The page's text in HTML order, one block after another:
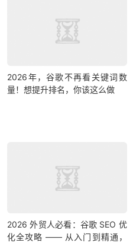
2026年，谷歌不再看关键词数
量！想提升排名，你该这么做
2026 外贸人必看：谷歌 SEO 优
化全攻略 —— 从入门到精通，